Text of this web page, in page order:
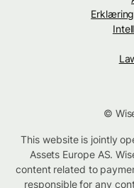
©
This website is jointly
Assets Europe AS.
content related to
responsible for any